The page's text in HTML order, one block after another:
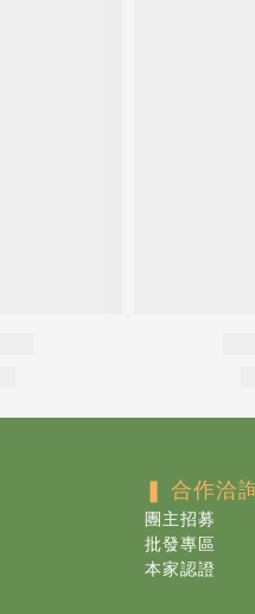
❚ 合作洽
團主招募
批發專區
本家認證